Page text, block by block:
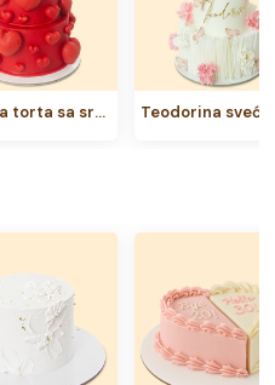
Crvena torta sa srcima